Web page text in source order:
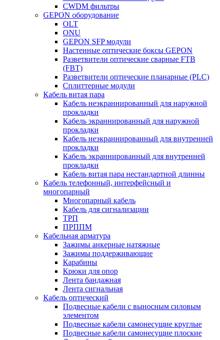
CWDM фильтры
GEPON оборудование
OLT
ONU
GEPON SFP модули
Настенные оптические боксы GEPON
Разветвители оптические сварные FTB
(FBT)
Разветвители оптические планарные (PLC)
Сплиттерные модули
Кабель витая пара
Кабель неэкраннированный для наружной
прокладки
Кабель экраннированный для наружной
прокладки
Кабель неэкраннированный для внутренней
прокладки
Кабель экраннированный для внутренней
прокладки
Кабель витая пара нестандартной длинны
Кабель телефонный, интерфейсный и
многопарный
Многопарный кабель
Кабель для сигнализации
ТРП
ПРППМ
Кабельная арматура
Зажимы анкерные натяжные
Зажимы поддерживающие
Карабины
Крюки для опор
Лента бандажная
Лента сигнальная
Кабель оптический
Подвесные кабели с выносным силовым
элементом
Подвесные кабели самонесущие круглые
Подвесные кабели самонесущие плоские